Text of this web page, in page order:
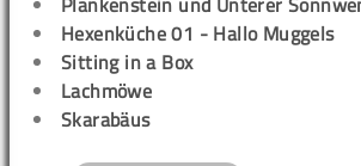
Hexenküche 01 - Hallo Muggels
Sitting in a Box
Lachmöwe
Skarabäus